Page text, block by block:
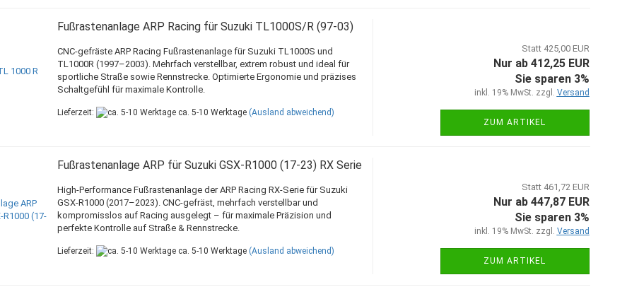
Fußrastenanlage ARP Racing für Suzuki TL1000S/R (97-03)
CNC-gefräste ARP Racing Fußrastenanlage für Suzuki TL1000S und
TL1000R (1997–2003). Mehrfach verstellbar, extrem robust und ideal für
sportliche Straße sowie Rennstrecke. Optimierte Ergonomie und präzises
Schaltgefühl für maximale Kontrolle.
Lieferzeit: ca. 5-10 Werktage (Ausland abweichend)
Statt 425,00 EUR
Nur ab 412,25 EUR
Sie sparen 3%
inkl. 19% MwSt. zzgl. Versand
ZUM ARTIKEL
Fußrastenanlage ARP für Suzuki GSX-R1000 (17-23) RX Serie
High-Performance Fußrastenanlage der ARP Racing RX-Serie für Suzuki
GSX-R1000 (2017–2023). CNC-gefräst, mehrfach verstellbar und
kompromisslos auf Racing ausgelegt – für maximale Präzision und
perfekte Kontrolle auf Straße & Rennstrecke.
Lieferzeit: ca. 5-10 Werktage (Ausland abweichend)
Statt 461,72 EUR
Nur ab 447,87 EUR
Sie sparen 3%
inkl. 19% MwSt. zzgl. Versand
ZUM ARTIKEL